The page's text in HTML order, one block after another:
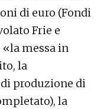
di euro (Fondi
Frie e
messa in
la
produzione di
la